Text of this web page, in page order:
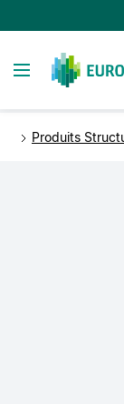
au
principal
Toggle
Produits